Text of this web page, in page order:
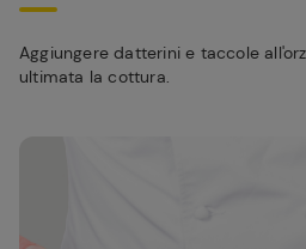
Aggiungere datterini e taccole
ultimata la cottura.